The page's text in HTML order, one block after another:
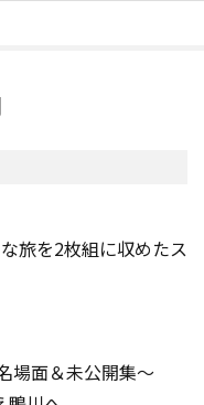
旅を2枚組に収めたス
場面＆未公開集～